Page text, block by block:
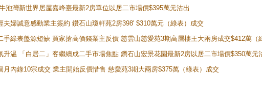
池灣新世界居屋嘉峰臺最新2房單位以居二市場價$395萬元沽出
婦誠意感動業主簽約 鑽石山瓊軒苑2房398' $310萬元（綠表）成交
綠表盤源短缺 買家搶高價錢業主反價 慈雲山慈愛苑3期高層樓王大兩房成交$412萬（
温 「白居二」客繼續成二手市場焦點 鑽石山宏景花園最新2房以居二市場價$350萬元
內錄10宗成交 業主開始反價惜售 慈愛苑3期大兩房$375萬（綠表）成交